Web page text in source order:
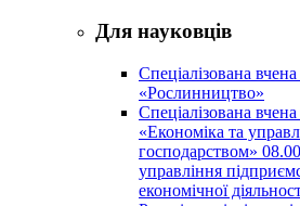
Для науковців
Спеціалізована
«Рослинництво»
Спеціалізована
«Економіка та
господарством»
управління
економічної